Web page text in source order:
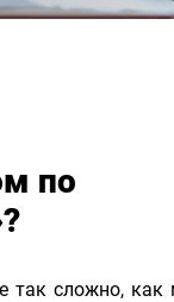
по
сложно, как